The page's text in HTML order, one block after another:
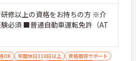
修以上の資格をお持ちの方 ※介
必須 ■普通自動車運転免許（AT
OK 年間休日110日以上
資格取得サポート